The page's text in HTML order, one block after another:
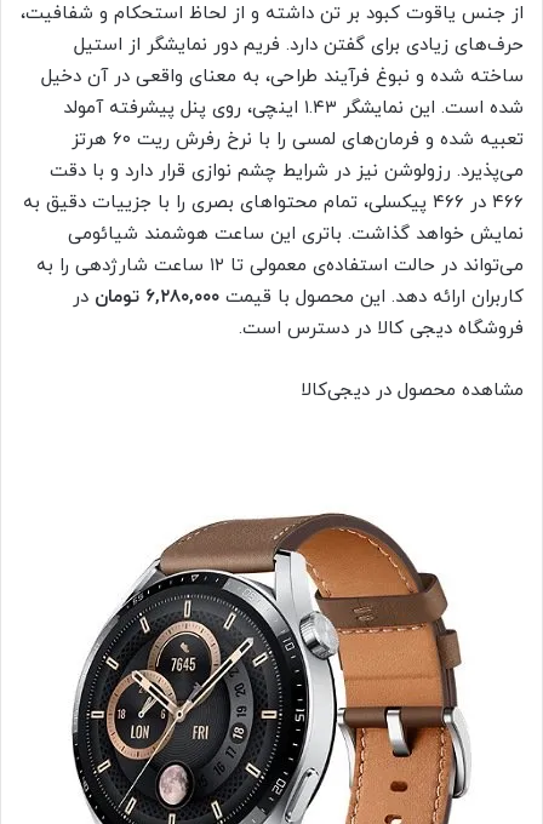
از جنس یاقوت کبود بر تن داشته و از لحاظ استحکام و شفافیت،
حرف‌های زیادی برای گفتن دارد. فریم دور نمایشگر از استیل
ساخته شده و نبوغ فرآیند طراحی، به معنای واقعی در آن دخیل
شده است. این نمایشگر ۱.۴۳ اینچی، روی پنل پیشرفته آمولد
تعبیه شده و فرمان‌های لمسی را با نرخ رفرش ریت ۶۰ هرتز
می‌پذیرد. رزولوشن نیز در شرایط چشم نوازی قرار دارد و با دقت
۴۶۶ در ۴۶۶ پیکسلی، تمام محتواهای بصری را با جزییات دقیق به
نمایش خواهد گذاشت. باتری این ساعت هوشمند شیائومی
می‌تواند در حالت استفاده‌ی معمولی تا ۱۲ ساعت شارژدهی را به
کاربران ارائه دهد. این محصول با قیمت ۶,۲۸۰,۰۰۰ تومان
در
فروشگاه دیجی‌ کالا در دسترس است.
مشاهده محصول در دیجی‌کالا